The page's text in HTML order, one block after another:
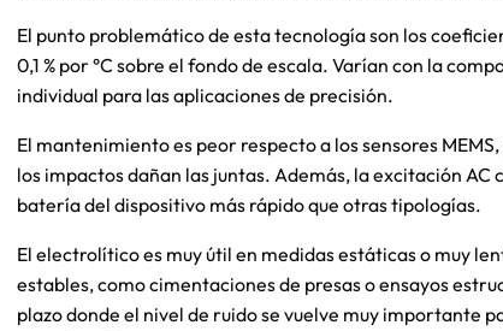
El punto problemático de esta tecnología son los
0,1 % por °C sobre el fondo de escala. Varían con la
individual para las aplicaciones de precisión.
El mantenimiento es peor respecto a los sensores
los impactos dañan las juntas. Además, la excitación
batería del dispositivo más rápido que otras tipologías.
El electrolítico es muy útil en medidas estáticas o muy
estables, como cimentaciones de presas o ensayos
plazo donde el nivel de ruido se vuelve muy importante